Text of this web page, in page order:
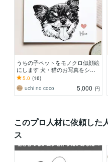
うちの子ペットをモノクロ似顔絵
にします 犬・猫のお写真をシン
プルでおしゃれなモノクロイラス
トに
5.0 (16)
uchi no coco
5,000 円
このプロ人材に依頼した
ス